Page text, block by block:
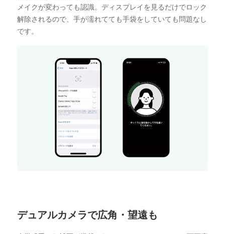
iPhoneの場合、「iPhoneを探す」は必ずオフにしてくだ
さい。
交換端末のお届けまで、1週間程度かかります。その間、
代替端末の貸し出しはありません。
SIMカードが入っていない状態で返送してください。
一入っていても返却はできません。
中古スマートフォンに同梱される「初期不良について」と
メイクが変わっても認識。ディスプレイを見るだけでロック
解除されるので、手が濡れてても手袋をしていても問題なし
です。
デュアルカメラで広角・望遠も